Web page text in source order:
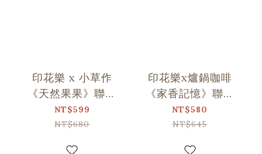
印花樂 x 小草作
《天然果果》聯名
禮盒/印花+1
NT$599
NT$680
印花樂x爐鍋咖啡
《家香記憶》聯名
禮盒/印花+1
NT$580
NT$645